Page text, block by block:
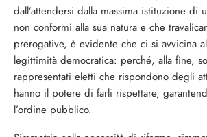
dall’attendersi dalla massima istituzione di
non conformi alla sua natura e che
prerogative, è evidente che ci si avvicina
legittimità democratica: perché, alla fine,
rappresentati eletti che rispondono degli
hanno il potere di farli rispettare,
l’ordine pubblico.